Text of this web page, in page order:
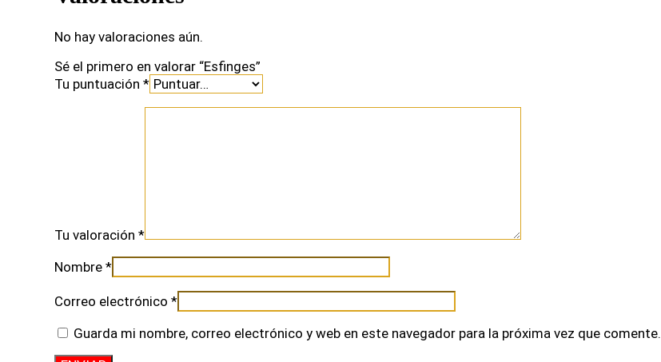
No hay valoraciones aún.
Sé el primero en valorar “Esfinges”
Tu puntuación *
Tu valoración *
Nombre *
Correo electrónico *
Guarda mi nombre, correo electrónico y web en este navegador para la próxima vez que comente.